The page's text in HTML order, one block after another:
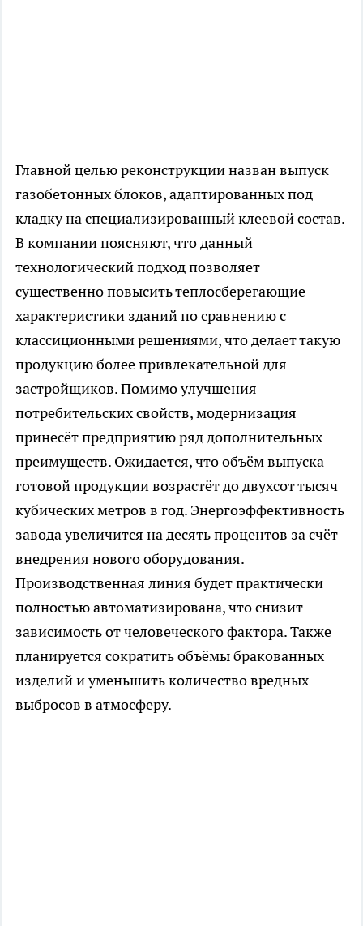
Главной целью реконструкции назван выпуск
газобетонных блоков, адаптированных под
кладку на специализированный клеевой состав.
В компании поясняют, что данный
технологический подход позволяет
существенно повысить теплосберегающие
характеристики зданий по сравнению с
классиционными решениями, что делает такую
продукцию более привлекательной для
застройщиков. Помимо улучшения
потребительских свойств, модернизация
принесёт предприятию ряд дополнительных
преимуществ. Ожидается, что объём выпуска
готовой продукции возрастёт до двухсот тысяч
кубических метров в год. Энергоэффективность
завода увеличится на десять процентов за счёт
внедрения нового оборудования.
Производственная линия будет практически
полностью автоматизирована, что снизит
зависимость от человеческого фактора. Также
планируется сократить объёмы бракованных
изделий и уменьшить количество вредных
выбросов в атмосферу.